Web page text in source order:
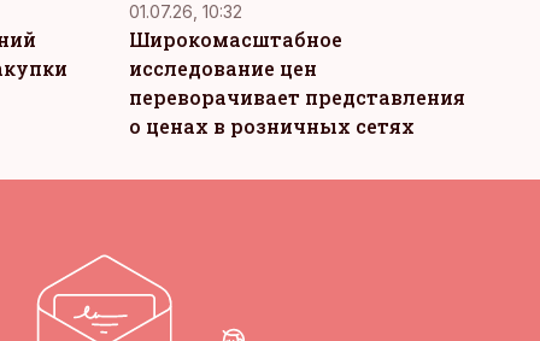
01.07.26, 10:32
Широкомасштабное
исследование цен
переворачивает представления
о ценах в розничных сетях